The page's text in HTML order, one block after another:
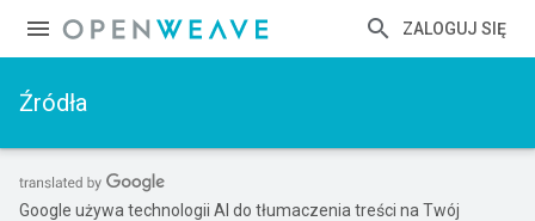
ZALOGUJ SIĘ
Źródła
Google używa technologii AI do tłumaczenia treści na Twój